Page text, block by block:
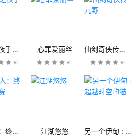
堡垒之夜手机版 心罪爱丽丝 仙剑奇侠传九野
糖豆人：终极淘汰赛 江湖悠悠 另一个伊甸 : 超越时空的猫